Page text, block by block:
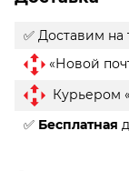
✅ Доставим на
«Новой
Курьером
✅ Бесплатная